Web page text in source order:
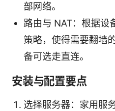
部网络。
路由与 NAT：根据设
策略，使得需要翻墙
备可选走直连。
安装与配置要点
选择服务器：家用服